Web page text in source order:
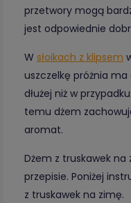
przetwory mogą
jest odpowiednie
W słoikach z klipsem
uszczelkę próżnia
dłużej niż w
temu dżem
aromat.
Dżem z truskawek
przepisie. Poniżej
z truskawek na zimę.